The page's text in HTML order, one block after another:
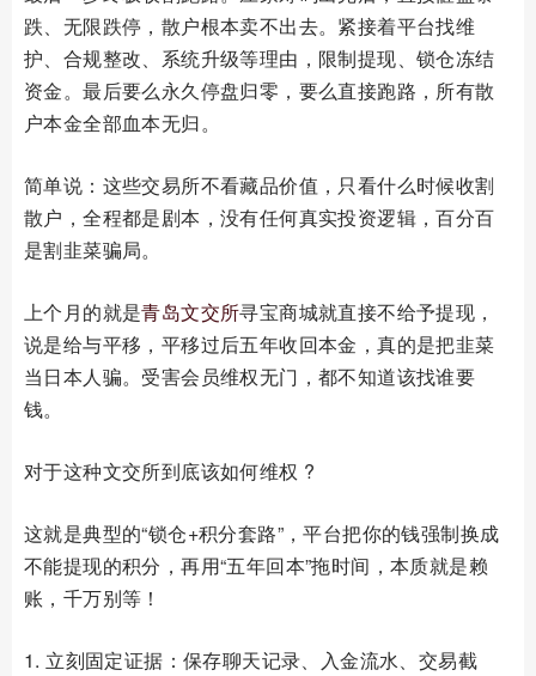
跌、无限跌停，散户根本卖不出去。紧接着平台找维
护、合规整改、系统升级等理由，限制提现、锁仓冻结
资金。最后要么永久停盘归零，要么直接跑路，所有散
户本金全部血本无归。
简单说：这些交易所不看藏品价值，只看什么时候收割
散户，全程都是剧本，没有任何真实投资逻辑，百分百
是割韭菜骗局。
上个月的就是青岛文交所寻宝商城就直接不给予提现，
说是给与平移，平移过后五年收回本金，真的是把韭菜
当日本人骗。受害会员维权无门，都不知道该找谁要
钱。
对于这种文交所到底该如何维权 ?
这就是典型的“锁仓+积分套路”，平台把你的钱强制换成
不能提现的积分，再用“五年回本”拖时间，本质就是赖
账，千万别等！
1. 立刻固定证据：保存聊天记录、入金流水、交易截